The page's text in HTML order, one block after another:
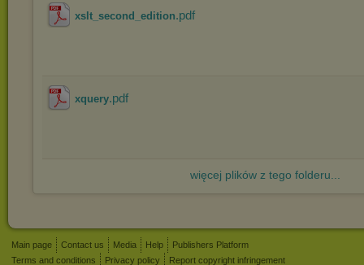
xslt_second_edition.pdf
xquery.pdf
więcej plików z tego folderu...
Main page Contact us Media Help
Publishers Platform
Terms and conditions
Privacy policy Report copyright infringement